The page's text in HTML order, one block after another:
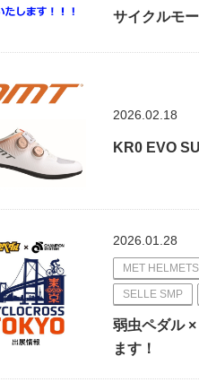
サイクルモ
2026.02.18
KR0 EVO
2026.01.28
MET HELMETS
SELLE SMP
弱虫ペダル
ます！